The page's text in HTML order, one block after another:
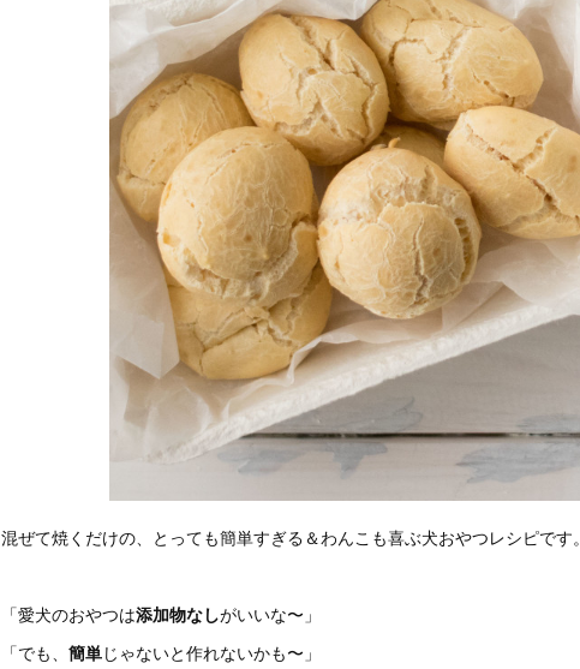
混ぜて焼くだけの、とっても簡単すぎる＆わんこも喜ぶ犬おやつレシピです。
「愛犬のおやつは添加物なしがいいな〜」
「でも、 簡単じゃないと作れないかも〜」